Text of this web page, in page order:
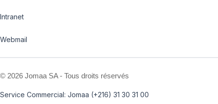
Intranet
Webmail
© 2026 Jomaa SA - Tous droits réservés
Service Commercial: Jomaa (+216) 31 30 31 00